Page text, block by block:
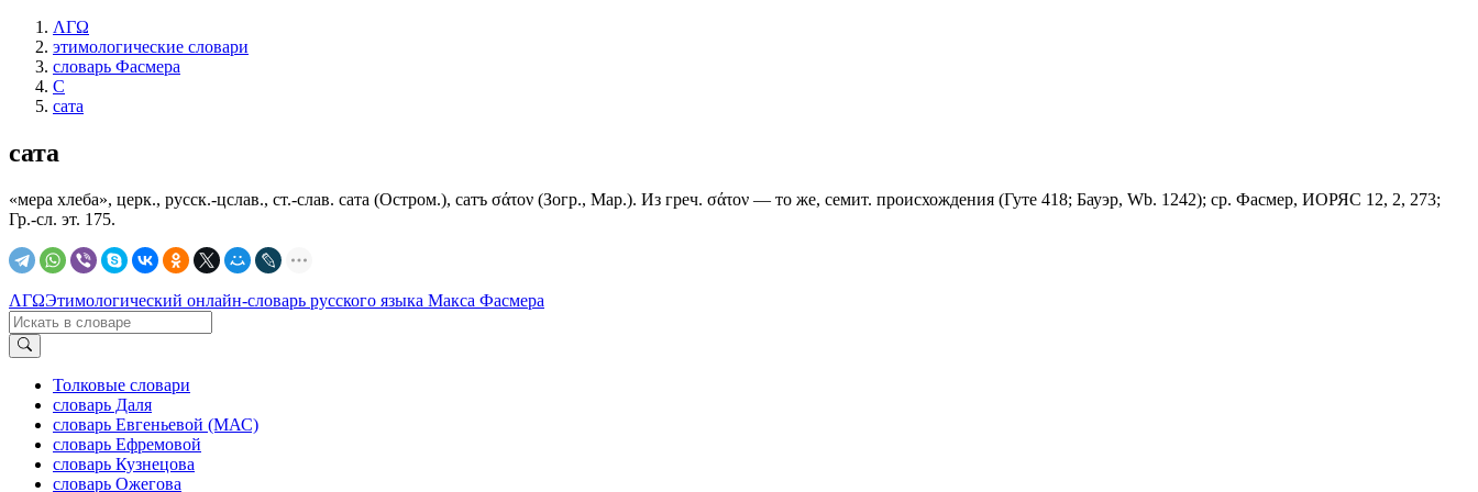
ΛΓΩ
этимологические словари
словарь Фасмера
С
сата
сата
«мера хлеба», церк., русск.-цслав., ст.-слав. сата (Остром.), сатъ σάτον (Зогр., Мар.). Из греч. σάτον — то же, семит. происхождения (Гуте 418; Бауэр, Wb. 1242); ср. Фасмер, ИОРЯС 12, 2, 273;
Гр.-сл. эт. 175.
ΛΓΩЭтимологический онлайн-словарь русского языка Макса Фасмера
Толковые словари
словарь Даля
словарь Евгеньевой (МАС)
словарь Ефремовой
словарь Кузнецова
словарь Ожегова